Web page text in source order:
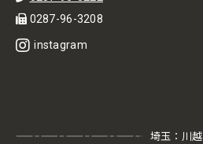
0287-96-3208
instagram
埼玉：川越